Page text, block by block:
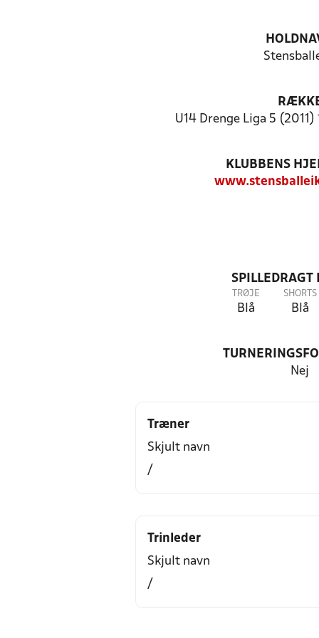
U14 Drenge Liga 5
KLUBBENS
SPILLEDRAGT
TRØJE
Blå
SHORTS
Blå
Nej
Træner
Skjult navn
/
Trinleder
Skjult navn
/